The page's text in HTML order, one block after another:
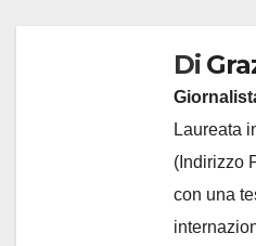
Di
Laureata
(Indirizzo
con una